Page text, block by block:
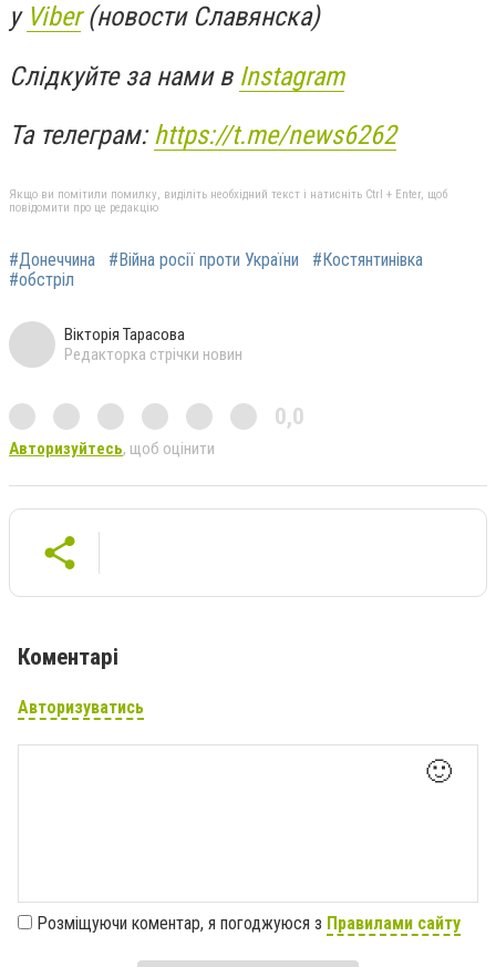
у Viber(новости Славянска)
Слідкуйте за нами в Instagram
Та телеграм:https://t.me/news6262
Якщо ви помітили помилку, виділіть необхідний текст і натисніть Ctrl + Enter, щоб
повідомити про це редакцію
#Донеччина #Війна росії проти України
#Костянтинівка
#обстріл
Вікторія Тарасова
Редакторка стрічки новин
0,0
Авторизуйтесь, щоб оцінити
Коментарі
Авторизуватись
🙂
Розміщуючи коментар, я погоджуюся з Правилами сайту